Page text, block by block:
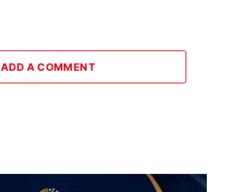
ADD A COMMENT